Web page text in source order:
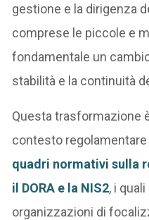
gestione e la dirigenza
comprese le piccole e
fondamentale un
stabilità e la continuità
Questa trasformazione
contesto
quadri normativi sulla
il DORA e la NIS2, i
organizzazioni di